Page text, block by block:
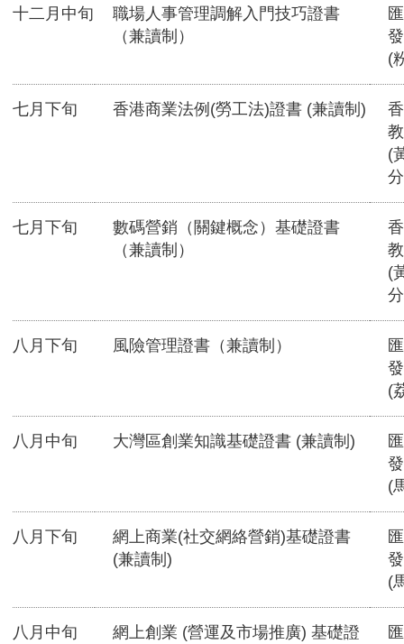
十二月中旬
職場人事管理調解入門技巧證書
（兼讀制）
(
七月下旬 香港商業法例(勞工法)證書 (兼讀制)
(
七月下旬
數碼營銷（關鍵概念）基礎證書
（兼讀制）
(
八月下旬 風險管理證書（兼讀制）
(
八月中旬 大灣區創業知識基礎證書 (兼讀制)
(
八月下旬
網上商業(社交網絡營銷)基礎證書
(兼讀制)
(
八月中旬
網上創業 (營運及市場推廣) 基礎證